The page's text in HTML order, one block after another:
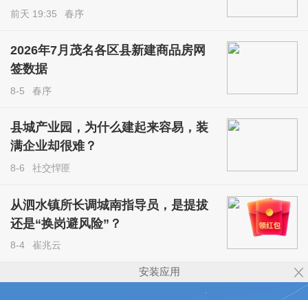
前天 19:35 春序
2026年7月茂名各区县新建商品房网
签数据
8-5 春序
县城产业园，为什么建起来容易，装
满企业却很难？
8-6 社交悍匪
从泗水镇所长调城南指导员，是提拔
还是“换岗避风险”？
8-4 崔兆云
安装应用